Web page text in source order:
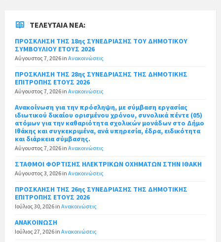
ΤΕΛΕΥΤΑΊΑ ΝΈΑ:
ΠΡΟΣΚΛΗΣΗ ΤΗΣ 18ης ΣΥΝΕΔΡΙΑΣΗΣ ΤΟΥ ΔΗΜΟΤΙΚΟΥ
ΣΥΜΒΟΥΛΙΟΥ ΕΤΟΥΣ 2026
Αύγουστος 7, 2026 in Ανακοινώσεις
ΠΡΟΣΚΛΗΣΗ ΤΗΣ 28ης ΣΥΝΕΔΡΙΑΣΗΣ ΤΗΣ ΔΗΜΟΤΙΚΗΣ
ΕΠΙΤΡΟΠΗΣ ΕΤΟΥΣ 2026
Αύγουστος 7, 2026 in Ανακοινώσεις
Ανακοίνωση για την πρόσληψη, με σύμβαση εργασίας
ιδιωτικού δικαίου ορισμένου χρόνου, συνολικά πέντε (05)
ατόμων για την καθαριότητα σχολικών μονάδων στο Δήμο
Ιθάκης και συγκεκριμένα, ανά υπηρεσία, έδρα, ειδικότητα
και διάρκεια σύμβασης.
Αύγουστος 7, 2026 in Ανακοινώσεις
ΣΤΑΘΜΟΙ ΦΟΡΤΙΣΗΣ ΗΛΕΚΤΡΙΚΩΝ ΟΧΗΜΑΤΩΝ ΣΤΗΝ ΙΘΑΚΗ
Αύγουστος 3, 2026 in Ανακοινώσεις
ΠΡΟΣΚΛΗΣΗ ΤΗΣ 26ης ΣΥΝΕΔΡΙΑΣΗΣ ΤΗΣ ΔΗΜΟΤΙΚΗΣ
ΕΠΙΤΡΟΠΗΣ ΕΤΟΥΣ 2026
Ιούλιος 30, 2026 in Ανακοινώσεις
ΑΝΑΚΟΙΝΩΣΗ
Ιούλιος 27, 2026 in Ανακοινώσεις